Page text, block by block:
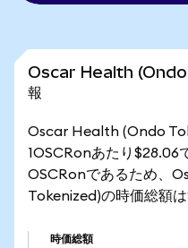
Oscar Health (Ondo
報
Oscar Health (Ondo
1OSCRonあたり$28.06
OSCRonであるため、
Tokenized)の時価総額
時価総額